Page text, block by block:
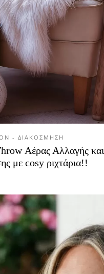
- ΔΙΑΚΟΣΜΗΣΗ
Αέρας Αλλαγής και
με cosy ριχτάρια!!